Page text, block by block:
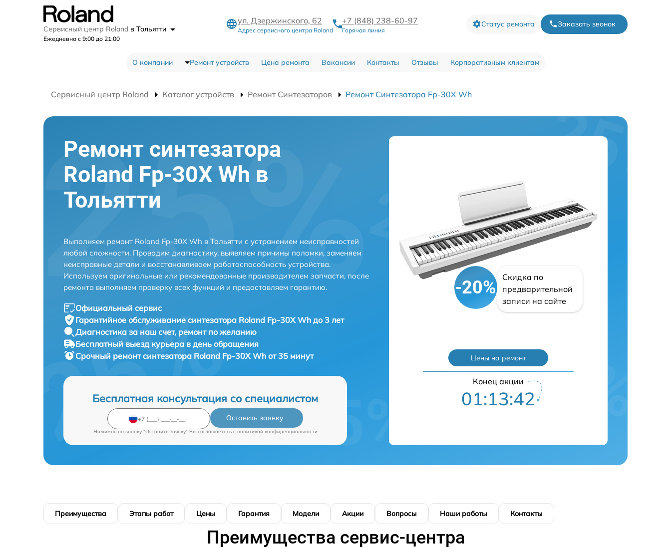
Сервисный центр Roland в Тольятти
Ежедневно с 9:00 до 21:00
ул. Дзержинского, 62
Адрес сервисного центра Roland
+7 (848) 238-60-97
Горячая линия
Статус ремонта Заказать звонок
О компании Ремонт устройств Цена ремонта Вакансии Контакты Отзывы Корпоративным клиентам
Сервисный центр Roland Каталог устройств Ремонт Синтезаторов Ремонт Синтезатора Fp-30X Wh
Ремонт синтезатора
Roland Fp-30X Wh в
Тольятти
Выполняем ремонт Roland Fp-30X Wh в Тольятти с устранением неисправностей
любой сложности. Проводим диагностику, выявляем причины поломки, заменяем
неисправные детали и восстанавливаем работоспособность устройства.
Используем оригинальные или рекомендованные производителем запчасти, после
ремонта выполняем проверку всех функций и предоставляем гарантию.
Официальный сервис
Гарантийное обслуживание синтезатора Roland Fp-30X Wh до 3 лет
Диагностика за наш счет, ремонт по желанию
Бесплатный выезд курьера в день обращения
Срочный ремонтсинтезатора Roland Fp-30X Wh от 35 минут
Бесплатная консультация со специалистом
Оставить заявку
Нажимая на кнопку "Оставить заявку" Вы соглашаетесь c политикой конфиденциальности
-20%
Скидка по
предварительной
записи на сайте
Цены на ремонт
Конец акции
01:13:41
Преимущества Этапы работ Цены Гарантия Модели Акции Вопросы Наши работы Контакты
Преимущества сервис-центра